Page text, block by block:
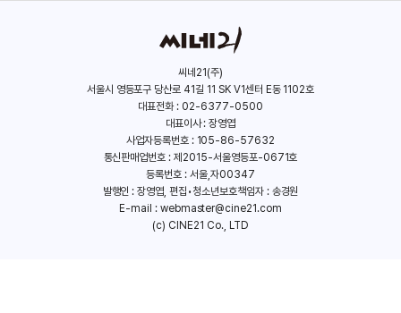
씨네21(주)
서울시 영등포구 당산로 41길 11 SK V1센터 E동 1102호
대표전화 : 02-6377-0500
대표이사 : 장영엽
사업자등록번호 : 105-86-57632
통신판매업번호 : 제2015-서울영등포-0671호
등록번호 : 서울,자00347
발행인 : 장영엽, 편집•청소년보호책임자 : 송경원
E-mail : webmaster@cine21.com
(c) CINE21 Co., LTD